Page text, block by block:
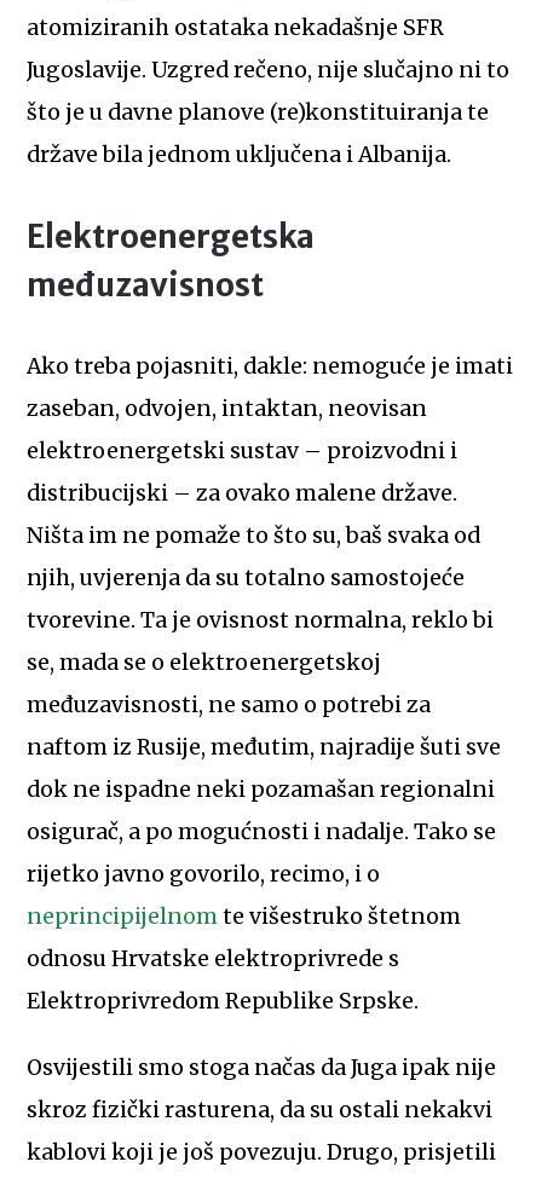
atomiziranih ostataka nekadašnje SFR
Jugoslavije. Uzgred rečeno, nije slučajno ni to
što je u davne planove (re)konstituiranja te
države bila jednom uključena i Albanija.
Elektroenergetska
međuzavisnost
Ako treba pojasniti, dakle: nemoguće je imati
zaseban, odvojen, intaktan, neovisan
elektroenergetski sustav – proizvodni i
distribucijski – za ovako malene države.
Ništa im ne pomaže to što su, baš svaka od
njih, uvjerenja da su totalno samostojeće
tvorevine. Ta je ovisnost normalna, reklo bi
se, mada se o elektroenergetskoj
međuzavisnosti, ne samo o potrebi za
naftom iz Rusije, međutim, najradije šuti sve
dok ne ispadne neki pozamašan regionalni
osigurač, a po mogućnosti i nadalje. Tako se
rijetko javno govorilo, recimo, i o
neprincipijelnomte višestruko štetnom
odnosu Hrvatske elektroprivrede s
Elektroprivredom Republike Srpske.
Osvijestili smo stoga načas da Juga ipak nije
skroz fizički rasturena, da su ostali nekakvi
kablovi koji je još povezuju. Drugo, prisjetili